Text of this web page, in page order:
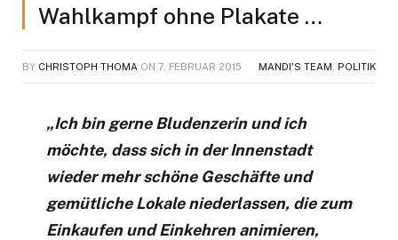
Wahlkampf ohne Plakate …
BY CHRISTOPH THOMA ON 7. FEBRUAR 2015 MANDI'S TEAM POLITIK
„Ich bin gerne Bludenzerin und ich
möchte, dass sich in der Innenstadt
wieder mehr schöne Geschäfte und
gemütliche Lokale niederlassen, die zum
Einkaufen und Einkehren animieren,